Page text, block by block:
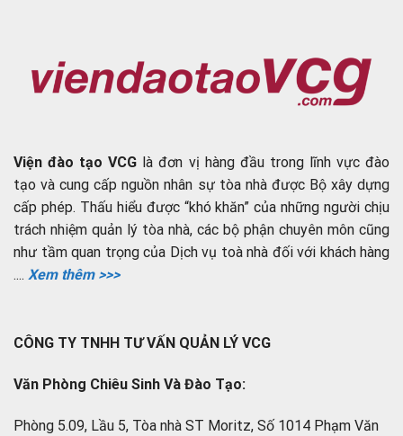
Viện đào tạo VCG là đơn vị hàng đầu trong lĩnh vực đào
tạo và cung cấp nguồn nhân sự tòa nhà được Bộ xây dựng
cấp phép. Thấu hiểu được “khó khăn” của những người chịu
trách nhiệm quản lý tòa nhà, các bộ phận chuyên môn cũng
như tầm quan trọng của Dịch vụ toà nhà đối với khách hàng
.... Xem thêm >>>
CÔNG TY TNHH TƯ VẤN QUẢN LÝ VCG
Văn Phòng Chiêu Sinh Và Đào Tạo:
Phòng 5.09, Lầu 5, Tòa nhà ST Moritz, Số 1014 Phạm Văn